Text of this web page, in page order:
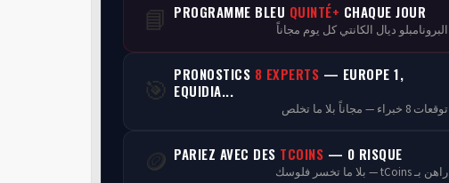
📘 PROGRAMME BLEU QUINTÉ+ CHAQUE JOUR
البرونامبلو ديال الكانتي كل يوم مجاناً
🎯 PRONOSTICS 8 EXPERTS — EUROPE 1,
EQUIDIA...
توقعات 8 خبراء — مجاناً بلا ما تخلص
🪙 PARIEZ AVEC DES TCOINS — 0 RISQUE
راهن بـ tCoins — بلا ما تخسر فلوسك